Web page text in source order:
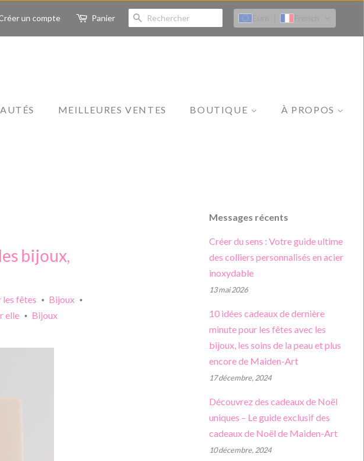
un compte Panier RECHERCHE
MEILLEURES VENTES BOUTIQUE
Accessoires
Soins de la peau
Se maquiller
À PROPOS
bijoux,
les fêtes • Bijoux •
elle •
Bijoux
Messages récents
Créer du sens : Votre guide ultime
des colliers personnalisés en acier
inoxydable
13 mai 2026
10 idées cadeaux de dernière
minute pour les fêtes avec les
bijoux, les soins de la peau et plus
encore de Maiden-Art
17 décembre, 2024
Découvrez des cadeaux de Noël
uniques – Le guide exclusif des
cadeaux de Noël de Maiden-Art
10 décembre, 2024